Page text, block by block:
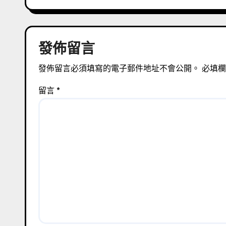
覽
發佈留言
發佈留言必須填寫的電子郵件地址不會公開。 必填
留言 *